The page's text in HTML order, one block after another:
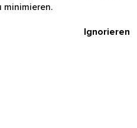
minimieren.
Ignorieren